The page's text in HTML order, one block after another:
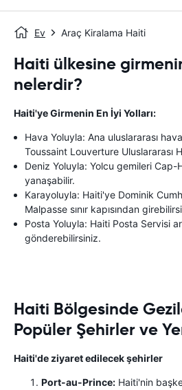
Ev Araç Kiralama Haiti
Haiti ülkesine
nelerdir?
Haiti'ye Girmenin En İyi Yolları:
Hava Yoluyla: Ana uluslararası
Toussaint Louverture Uluslararası
Deniz Yoluyla: Yolcu gemileri Cap-
yanaşabilir.
Karayoluyla: Haiti'ye Dominik
Malpasse sınır kapısından
Posta Yoluyla: Haiti Posta Servisi
gönderebilirsiniz.
Haiti Bölgesinde
Popüler Şehirler ve
Haiti'de ziyaret edilecek şehirler
Port-au-Prince: Haiti'nin